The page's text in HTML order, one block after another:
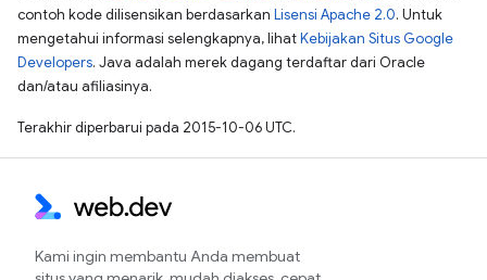
contoh kode dilisensikan berdasarkan Lisensi Apache 2.0. Untuk
mengetahui informasi selengkapnya, lihatKebijakan Situs Google
Developers. Java adalah merek dagang terdaftar dari Oracle
dan/atau afiliasinya.
Terakhir diperbarui pada 2015-10-06 UTC.
Kami ingin membantu Anda membuat